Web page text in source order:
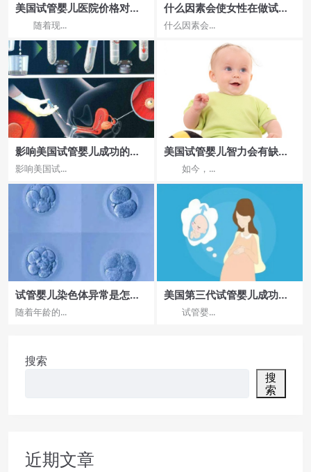
美国试管婴儿医院价格对
比，哪家性价比更高？
随着现...
什么因素会使女性在做试管
婴儿前产生顾虑？
什么因素会...
影响美国试管婴儿成功的因
素？
影响美国试...
美国试管婴儿智力会有缺陷
如今，...
试管婴儿染色体异常是怎么
回事？染色体异常是怎么回
事？
随着年龄的...
美国第三代试管婴儿成功率
为什么这么高?
试管婴...
搜索
搜
索
近期文章